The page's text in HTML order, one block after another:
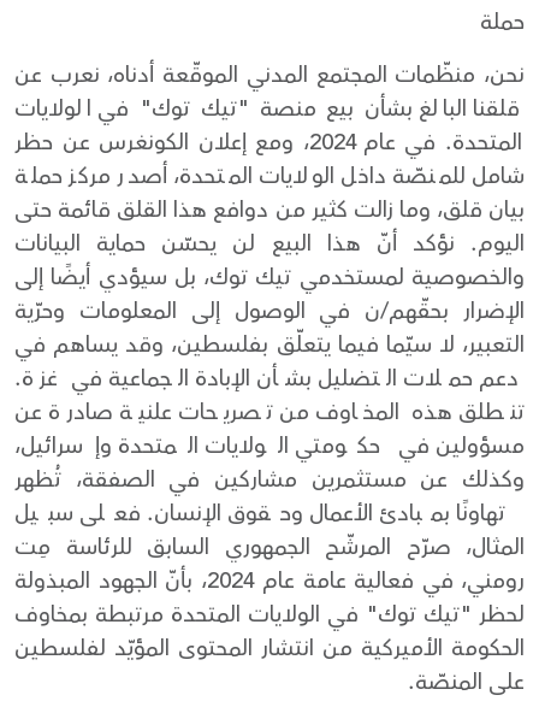
حملة
نحن، منظّمات المجتمع المدني الموقّعة أدناه، نعرب عن
قلقنا البالغ بشأن بيع منصة "تيك توك" في الولايات
المتحدة. في عام 2024، ومع إعلان الكونغرس عن حظر
شامل للمنصّة داخل الولايات المتحدة، أصدر مركز حملة
بيان قلق، وما زالت كثير من دوافع هذا القلق قائمة حتى
اليوم. نؤكد أنّ هذا البيع لن يحسّن حماية البيانات
والخصوصية لمستخدمي تيك توك، بل سيؤدي أيضًا إلى
الإضرار بحقّهم/ن في الوصول إلى المعلومات وحرّية
التعبير، لا سيّما فيما يتعلّق بفلسطين، وقد يساهم في
دعم حملات التضليل بشأن الإبادة الجماعية في غزة.
تنطلق هذه المخاوف من تصريحات علنية صادرة عن
مسؤولين في حكومتي الولايات المتحدة وإسرائيل،
وكذلك عن مستثمرين مشاركين في الصفقة، تُظهر
تهاونًا بمبادئ الأعمال وحقوق الإنسان. فعلى سبيل
المثال، صرّح المرشّح الجمهوري السابق للرئاسة مِت
رومني، في فعالية عامة عام 2024، بأنّ الجهود المبذولة
لحظر "تيك توك" في الولايات المتحدة مرتبطة بمخاوف
الحكومة الأميركية من انتشار المحتوى المؤيّد لفلسطين
على المنصّة.